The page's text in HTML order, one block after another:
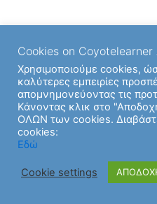
Copyright © 2026 |
Cookies on Coyotelearner
Χρησιμοποιούμε cookies,
καλύτερες εμπειρίες
απομνημονεύοντας τις
Κάνοντας κλικ στο
ΟΛΩΝ των cookies.
cookies:
Εδώ
Cookie settings